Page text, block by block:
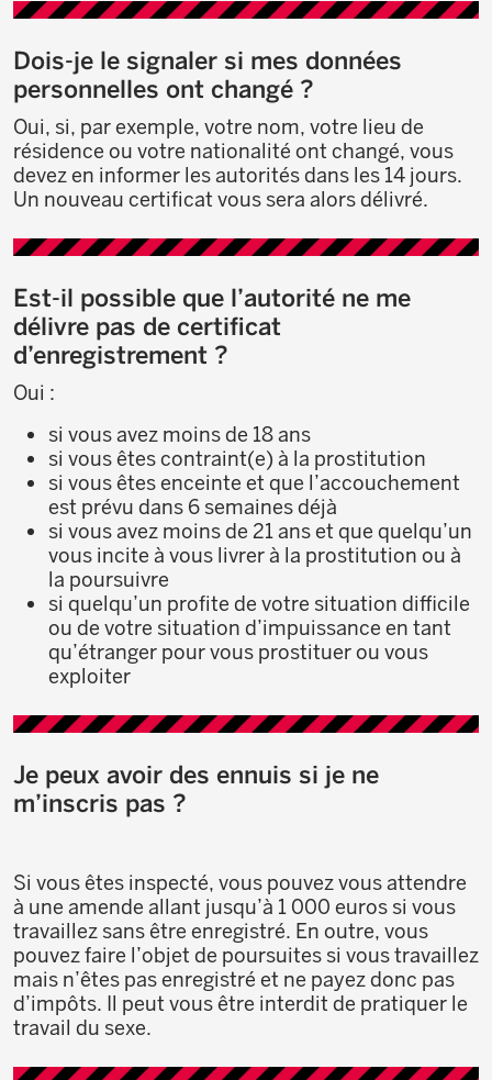
Dois-je le signaler si mes données
personnelles ont changé ?
Oui, si, par exemple, votre nom, votre lieu de
résidence ou votre nationalité ont changé, vous
devez en informer les autorités dans les 14 jours.
Un nouveau certificat vous sera alors délivré.
Est-il possible que l’autorité ne me
délivre pas de certificat
d’enregistrement ?
Oui :
si vous avez moins de 18 ans
si vous êtes contraint(e) à la prostitution
si vous êtes enceinte et que l’accouchement
est prévu dans 6 semaines déjà
si vous avez moins de 21 ans et que quelqu’un
vous incite à vous livrer à la prostitution ou à
la poursuivre
si quelqu’un profite de votre situation difficile
ou de votre situation d’impuissance en tant
qu’étranger pour vous prostituer ou vous
exploiter
Je peux avoir des ennuis si je ne
m’inscris pas ?
Si vous êtes inspecté, vous pouvez vous attendre
à une amende allant jusqu’à 1 000 euros si vous
travaillez sans être enregistré. En outre, vous
pouvez faire l’objet de poursuites si vous travaillez
mais n’êtes pas enregistré et ne payez donc pas
d’impôts. Il peut vous être interdit de pratiquer le
travail du sexe.